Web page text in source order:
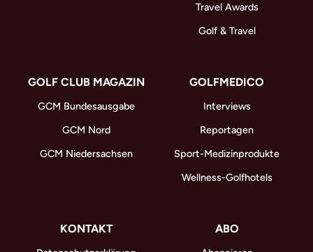
Travel Awards
Golf & Travel
GOLF CLUB MAGAZIN
GCM Bundesausgabe
GCM Nord
GCM Niedersachsen
GOLFMEDICO
Interviews
Reportagen
Sport-Medizinprodukte
Wellness-Golfhotels
KONTAKT ABO